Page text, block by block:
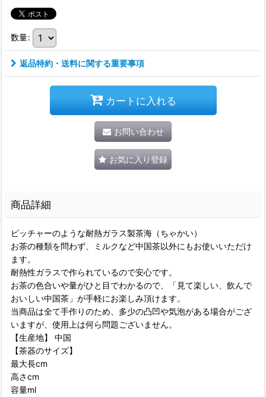
数量:
返品特約・送料に関する重要事項
カートに入れる
お問い合わせ
お気に入り登録
商品詳細
ピッチャーのような耐熱ガラス製茶海（ちゃかい）
お茶の種類を問わず、ミルクなど中国茶以外にもお使いいただけ
ます。
耐熱性ガラスで作られているので安心です。
お茶の色合いや量がひと目でわかるので、「見て楽しい、飲んで
おいしい中国茶」が手軽にお楽しみ頂けます。
当商品は全て手作りのため、多少の凸凹や気泡がある場合がござ
いますが、使用上は何ら問題ございません。
【生産地】 中国
【茶器のサイズ】
最大長cm
高さcm
容量ml